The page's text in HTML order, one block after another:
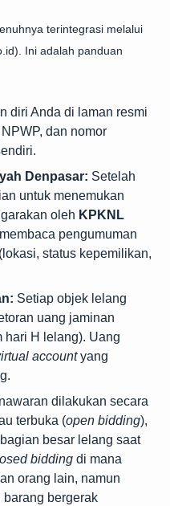
terintegrasi melalui
Ini adalah panduan
diri Anda di laman resmi
dan nomor
Denpasar: Setelah
untuk menemukan
oleh KPKNL
pengumuman
status kepemilikan,
Setiap objek lelang
uang jaminan
hari H lelang). Uang
accountyang
dilakukan secara
terbuka (open bidding),
besar lelang saat
bidding di mana
orang lain, namun
barang bergerak